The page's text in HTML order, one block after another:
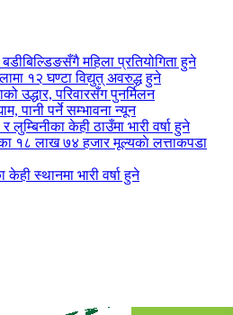
महिला प्रतियोगिता हुने
१२ घण्टा विद्युत् अवरुद्ध हुने
उद्धार, परिवारसँग पुनर्मिलन
पानी पर्ने सम्भावना न्यून
केही ठाउँमा भारी वर्षा हुने
१८ लाख ७४ हजार मूल्यकाे लत्ताकपडा
स्थानमा भारी वर्षा हुने